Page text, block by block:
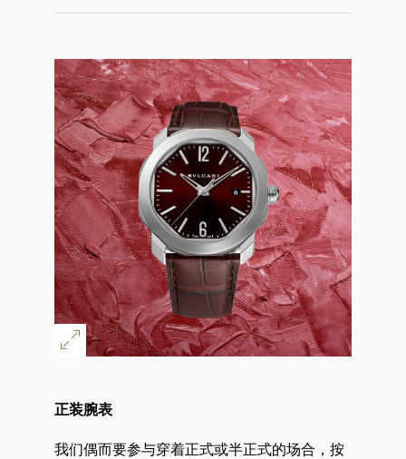
正装腕表
我们偶而要参与穿着正式或半正式的场合，按